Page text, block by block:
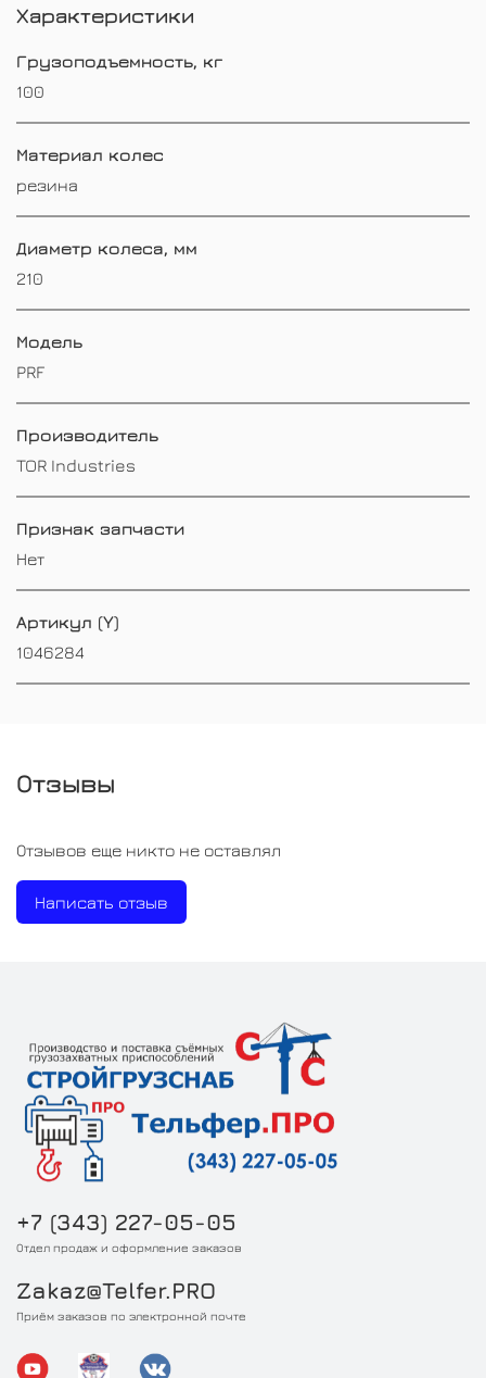
Характеристики
Грузоподъемность, кг
100
Материал колес
резина
Диаметр колеса, мм
210
Модель
PRF
Производитель
TOR Industries
Признак запчасти
Нет
Артикул (Y)
1046284
Отзывы
Отзывов еще никто не оставлял
Написать отзыв
+7 (343) 227-05-05
Отдел продаж и оформление заказов
Zakaz@Telfer.PRO
Приём заказов по электронной почте